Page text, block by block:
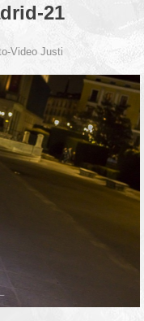
21
Video Justi